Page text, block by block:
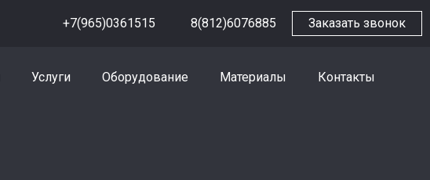
Заказать звонок
+7(965)0361515 8(812)6076885
Услуги Оборудование Материалы Контакты